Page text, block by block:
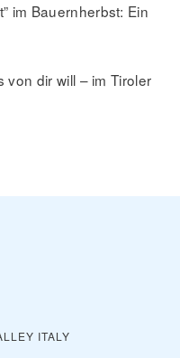
im Bauernherbst: Ein
von dir will – im Tiroler
ITALY